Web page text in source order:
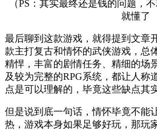
（PS：其实最终还是钱的问题，
就懂了
最后聊到这款游戏，就得提到文章
款主打复古和情怀的武侠游戏，总
精悍，丰富的剧情任务、精细的场
及较为完整的RPG系统，都让人称
点是可以理解的，毕竟这些缺点其
但是说到底一句话，情怀毕竟不能
热，游戏本身如果足够好玩，那玩